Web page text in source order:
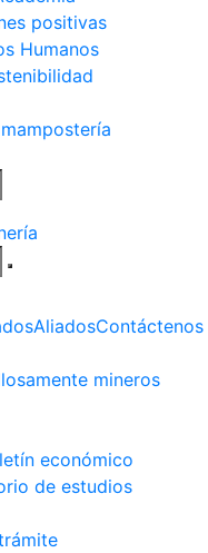
positivas
Humanos
AliadosContáctenos
mineros
económico
de estudios